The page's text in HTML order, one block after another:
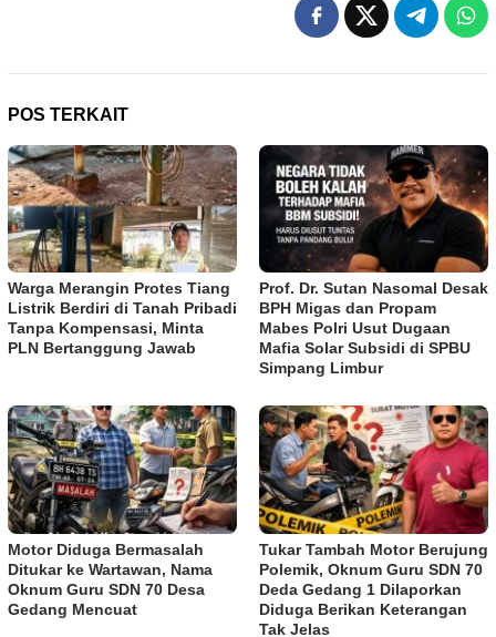
POS TERKAIT
Warga Merangin Protes Tiang
Listrik Berdiri di Tanah Pribadi
Tanpa Kompensasi, Minta
PLN Bertanggung Jawab
Prof. Dr. Sutan Nasomal Desak
BPH Migas dan Propam
Mabes Polri Usut Dugaan
Mafia Solar Subsidi di SPBU
Simpang Limbur
Motor Diduga Bermasalah
Ditukar ke Wartawan, Nama
Oknum Guru SDN 70 Desa
Gedang Mencuat
Tukar Tambah Motor Berujung
Polemik, Oknum Guru SDN 70
Deda Gedang 1 Dilaporkan
Diduga Berikan Keterangan
Tak Jelas